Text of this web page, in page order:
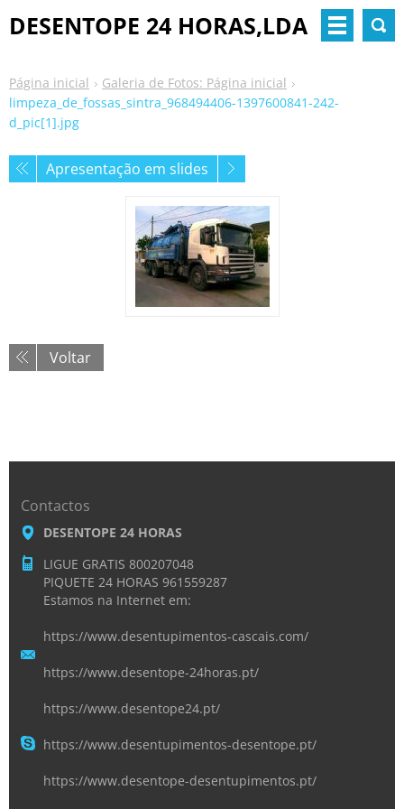
DESENTOPE 24 HORAS,LDA
Página inicial
Galeria de Fotos: Página inicial
limpeza_de_fossas_sintra_968494406-1397600841-242-
d_pic[1].jpg
Apresentação em slides
Voltar
Contactos
DESENTOPE 24 HORAS
LIGUE GRATIS 800207048
PIQUETE 24 HORAS 961559287
Estamos na Internet em:
https://www.desentupimentos-cascais.com/
https://www.desentope-24horas.pt/
https://www.desentope24.pt/
https://www.desentupimentos-desentope.pt/
https://www.desentope-desentupimentos.pt/